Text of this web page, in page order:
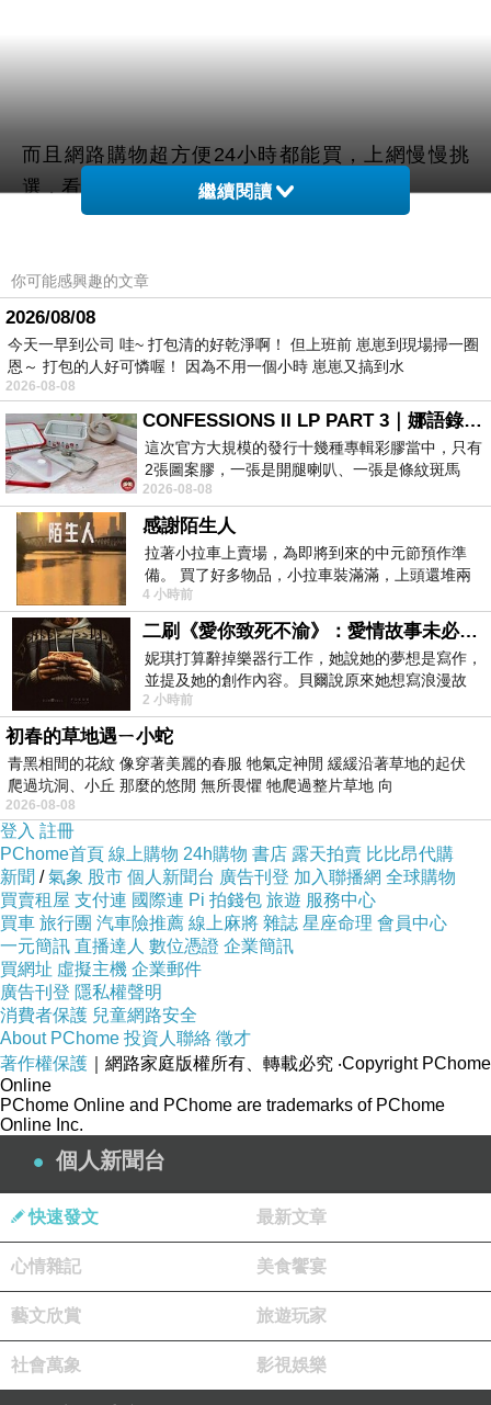
而且網路購物超方便24小時都能買，上網慢慢挑
選，看看網友鄉民心得文，
買最便宜.最划算!
查了很多【Avene雅漾】舒護活泉化妝水200ml的開
箱.分享.評論跟比價的結果，發現它真的很棒!!!
而且在網路上購買，品質有保障又有七天鑑賞期，
不滿意可以退貨也不用擔心買貴!
你一定要來看看【Avene雅漾】舒護活泉化妝水
200ml~~
我是在這裡買的，多比較不吃虧唷!!:
商品訊息:
品號：3237419
醫美級保養
適用所有型態肌膚
敏感肌適用
繼續閱讀
你可能感興趣的文章
2026/08/08
今天一早到公司 哇~ 打包清的好乾淨啊！ 但上班前 崽崽到現場掃一圈
恩～ 打包的人好可憐喔！ 因為不用一個小時 崽崽又搞到水
2026-08-08
CONFESSIONS II LP PART 3｜娜語錄II LP PART 3
這次官方大規模的發行十幾種專輯彩膠當中，只有
2張圖案膠，一張是開腿喇叭、一張是條紋斑馬
版；目前官網上只剩澳洲商店AU STORE
2026-08-08
感謝陌生人
拉著小拉車上賣場，為即將到來的中元節預作準
備。 買了好多物品，小拉車裝滿滿，上頭還堆兩
紙箱。 雖辛苦了點，這點程度我一個人搬
4 小時前
二刷《愛你致死不渝》：愛情故事未必是浪漫故事
妮琪打算辭掉樂器行工作，她說她的夢想是寫作，
並提及她的創作內容。貝爾說原來她想寫浪漫故
事，妮琪回應：「不是浪漫故事，是愛情
2 小時前
初春的草地遇ㄧ小蛇
青黑相間的花紋 像穿著美麗的春服 牠氣定神閒 緩緩沿著草地的起伏
爬過坑洞、小丘 那麼的悠閒 無所畏懼 牠爬過整片草地 向
2026-08-08
登入 註冊
PChome首頁 線上購物 24h購物 書店 露天拍賣 比比昂代購
新聞 /氣象 股市 個人新聞台 廣告刊登 加入聯播網 全球購物
買賣租屋 支付連 國際連 Pi 拍錢包 旅遊 服務中心
買車 旅行團 汽車險推薦 線上麻將 雜誌 星座命理 會員中心
一元簡訊 直播達人 數位憑證 企業簡訊
買網址 虛擬主機 企業郵件
廣告刊登 隱私權聲明
消費者保護 兒童網路安全
About PChome 投資人聯絡 徵才
著作權保護 ｜網路家庭版權所有、轉載必究 ‧Copyright PChome
Online
PChome Online and PChome are trademarks of PChome
Online Inc.
個人新聞台
快速發文 最新文章
心情雜記 美食饗宴
藝文欣賞 旅遊玩家
社會萬象 影視娛樂